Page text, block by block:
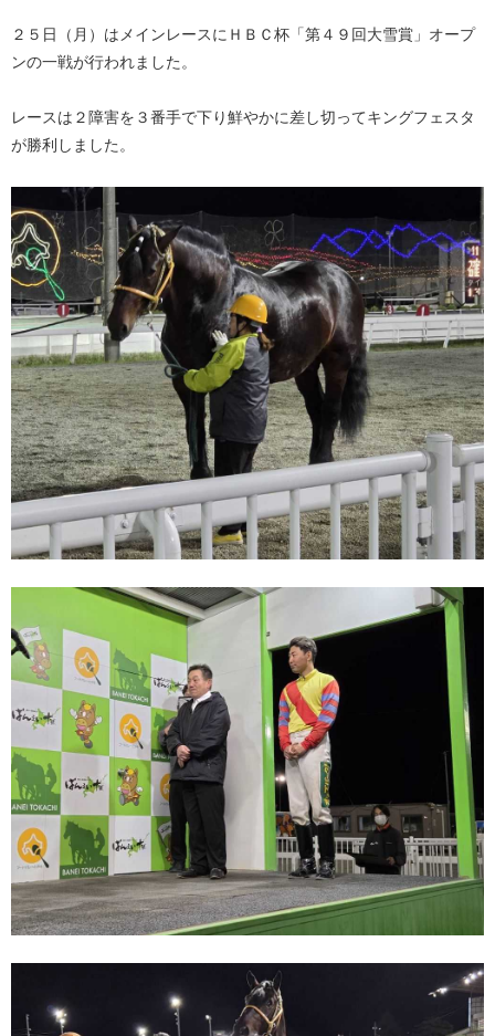
２５日（月）はメインレースにＨＢＣ杯「第４９回大雪賞」オープ
ンの一戦が行われました。
レースは２障害を３番手で下り鮮やかに差し切ってキングフェスタ
が勝利しました。